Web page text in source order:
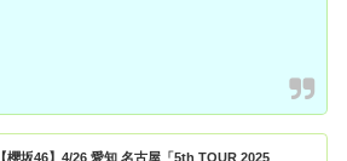
【櫻坂46】4/26 愛知 名古屋「5th TOUR 2025